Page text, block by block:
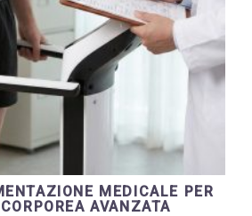
MEDICALE PER
AVANZATA